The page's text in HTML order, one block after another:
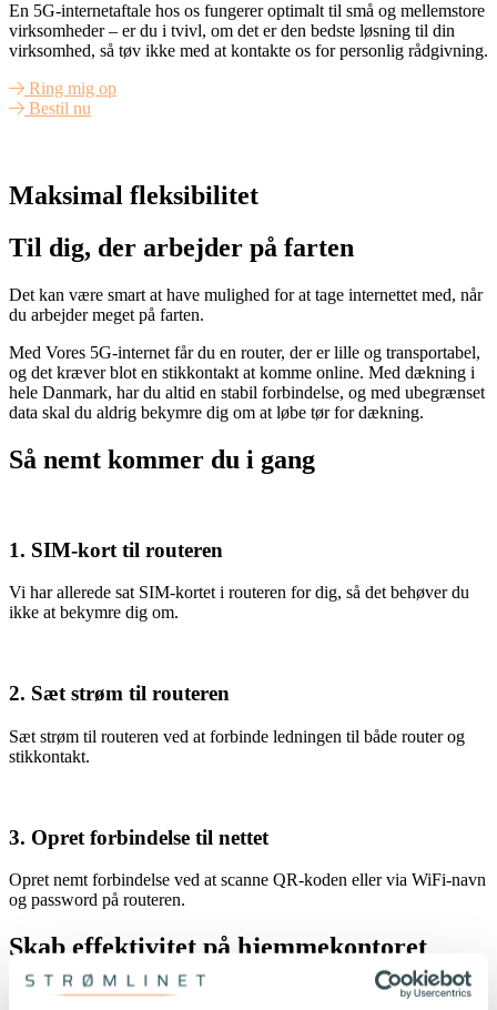
En 5G-internetaftale hos os fungerer optimalt til små og mellemstore
virksomheder – er du i tvivl, om det er den bedste løsning til din
virksomhed, så tøv ikke med at kontakte os for personlig rådgivning.
Ring mig op
Bestil nu
Maksimal fleksibilitet
Til dig, der arbejder på farten
Det kan være smart at have mulighed for at tage internettet med, når
du arbejder meget på farten.
Med Vores 5G-internet får du en router, der er lille og transportabel,
og det kræver blot en stikkontakt at komme online. Med dækning i
hele Danmark, har du altid en stabil forbindelse, og med ubegrænset
data skal du aldrig bekymre dig om at løbe tør for dækning.
Så nemt kommer du i gang
1. SIM-kort til routeren
Vi har allerede sat SIM-kortet i routeren for dig, så det behøver du
ikke at bekymre dig om.
2. Sæt strøm til routeren
Sæt strøm til routeren ved at forbinde ledningen til både router og
stikkontakt.
3. Opret forbindelse til nettet
Opret nemt forbindelse ved at scanne QR-koden eller via WiFi-navn
og password på routeren.
Skab effektivitet på hjemmekontoret
Stabil forbindelse til hjemmearbejde